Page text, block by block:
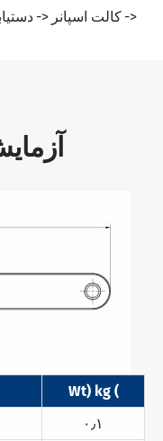
کالت اسپانر
Wt) kg (
۰٫۱